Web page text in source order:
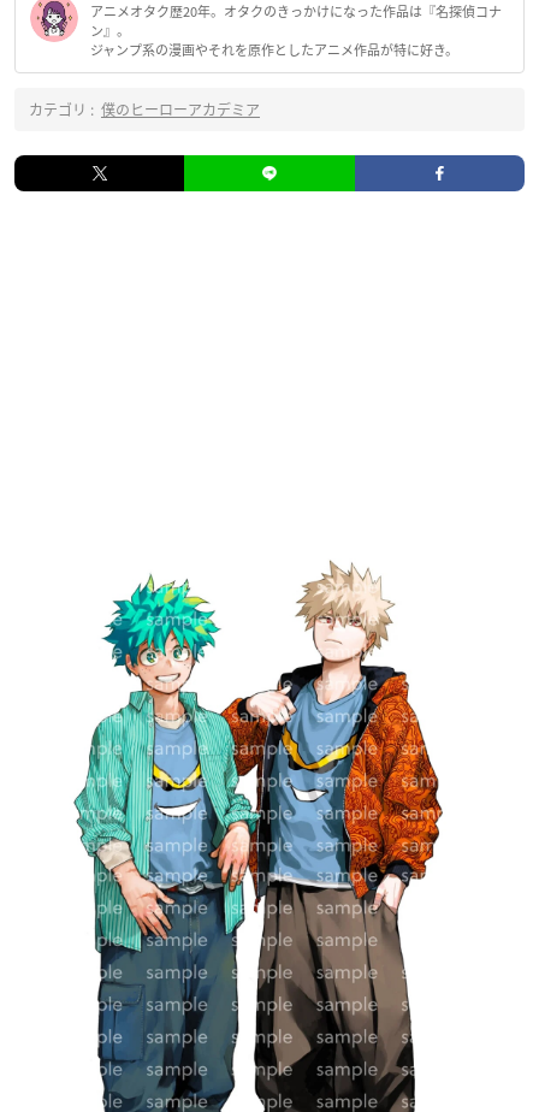
アニメオタク歴20年。オタクのきっかけになった作品は『名探偵コナ
ン』。
ジャンプ系の漫画やそれを原作としたアニメ作品が特に好き。
カテゴリ : 僕のヒーローアカデミア